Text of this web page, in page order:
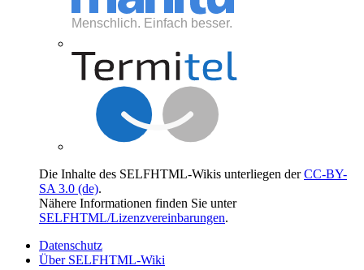
Die Inhalte des SELFHTML-Wikis unterliegen derCC-BY-
SA 3.0 (de).
Nähere Informationen finden Sie unter
SELFHTML/Lizenzvereinbarungen.
Datenschutz
Über SELFHTML-Wiki